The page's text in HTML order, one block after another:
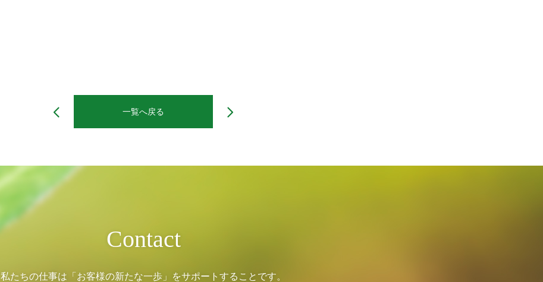
一覧へ戻る
Contact
私たちの仕事は「お客様の新たな一歩」をサポートすることです。